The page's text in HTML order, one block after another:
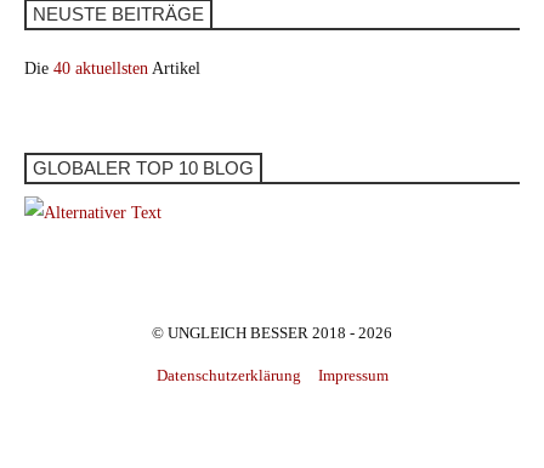
NEUSTE BEITRÄGE
Die 40 aktuellsten Artikel
GLOBALER TOP 10 BLOG
© UNGLEICH BESSER 2018 - 2026
Datenschutzerklärung Impressum